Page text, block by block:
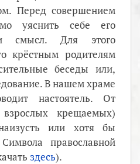
Перед совершением
уяснить себе его
смысл. Для этого
крёстным родителям
беседы или,
В нашем храме
настоятель. От
крещаемых)
или хотя бы
православной
здесь).